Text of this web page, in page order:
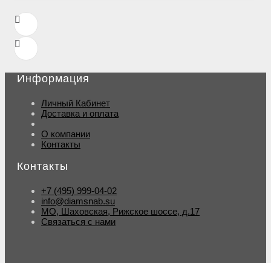
Информация
Личный Кабинет
Доставка и оплата
О компании
Контакты
Контакты
+7 (495) 999-04-02
info@diamsnab.su
МО, Шаховская, Рижское шоссе, д.17
Связаться с нами